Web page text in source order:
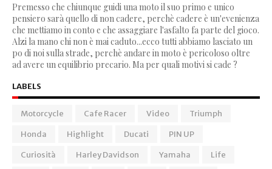
Premesso che chiunque guidi una moto il suo primo e unico
pensiero sarà quello di non cadere, perchè cadere è un'evenienza
che mettiamo in conto e che assaggiare l'asfalto fa parte del gioco.
Alzi la mano chi non è mai caduto...ecco tutti abbiamo lasciato un
po di noi sulla strade, perchè andare in moto è pericoloso oltre
ad avere un equilibrio precario. Ma per quali motivi si cade ?
LABELS
Motorcycle Cafe Racer Video
Triumph
Honda
Highlight Ducati
PIN UP
Curiosità
Harley Davidson Yamaha
Life